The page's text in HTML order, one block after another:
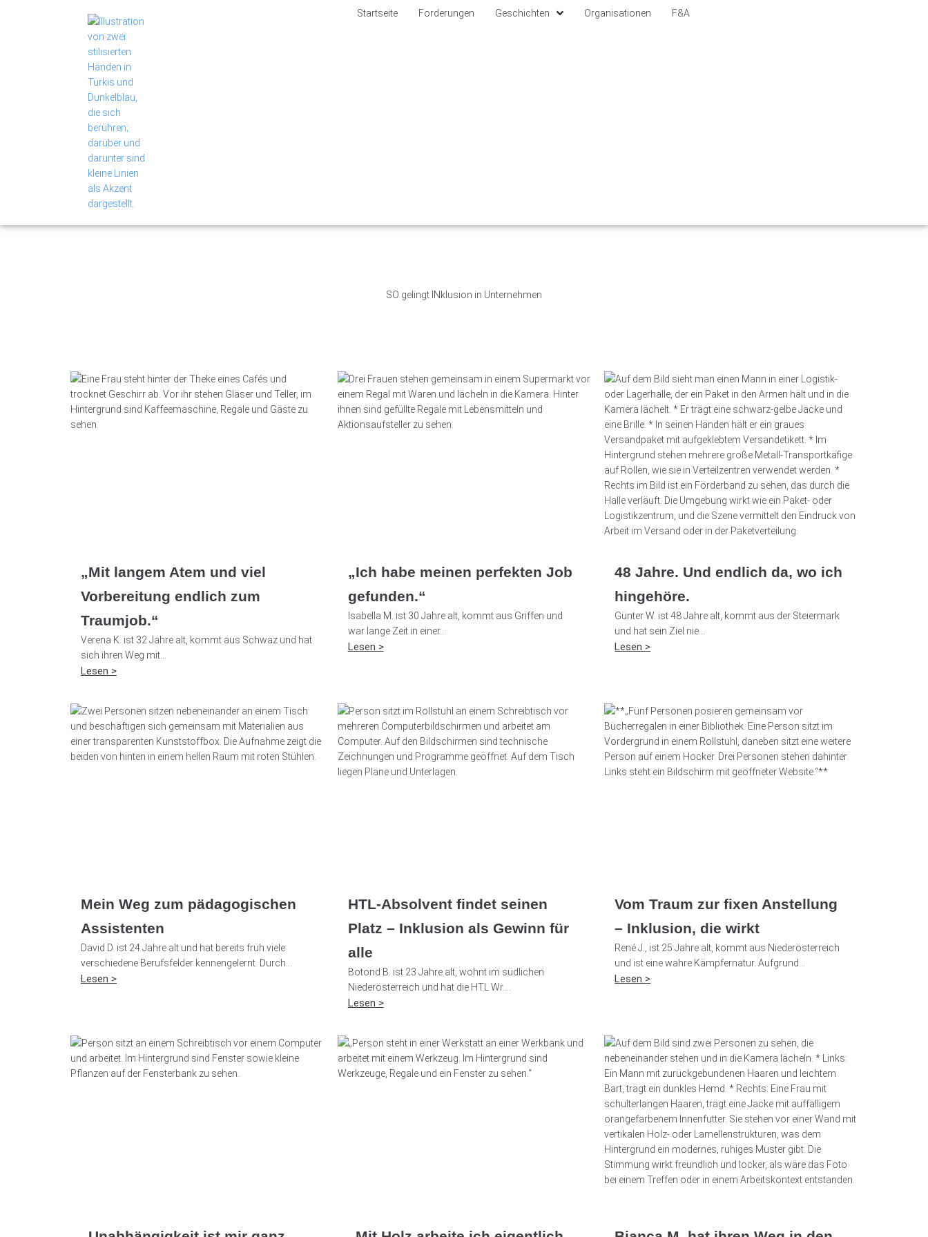
Startseite Forderungen Geschichten Organisationen F&A
SO gelingt INklusion in Unternehmen
„Mit langem Atem und viel
Vorbereitung endlich zum
Traumjob.“
Verena K. ist 32 Jahre alt, kommt aus Schwaz und hat
sich ihren Weg mit...
Lesen >
„Ich habe meinen perfekten Job
gefunden.“
Isabella M. ist 30 Jahre alt, kommt aus Griffen und
war lange Zeit in einer...
Lesen >
48 Jahre. Und endlich da, wo ich
hingehöre.
Günter W. ist 48 Jahre alt, kommt aus der Steiermark
und hat sein Ziel nie...
Lesen >
Mein Weg zum pädagogischen
Assistenten
David D. ist 24 Jahre alt und hat bereits früh viele
verschiedene Berufsfelder kennengelernt. Durch...
Lesen >
HTL-Absolvent findet seinen
Platz – Inklusion als Gewinn für
alle
Botond B. ist 23 Jahre alt, wohnt im südlichen
Niederösterreich und hat die HTL Wr....
Lesen >
Vom Traum zur fixen Anstellung
– Inklusion, die wirkt
René J., ist 25 Jahre alt, kommt aus Niederösterreich
und ist eine wahre Kämpfernatur. Aufgrund...
Lesen >